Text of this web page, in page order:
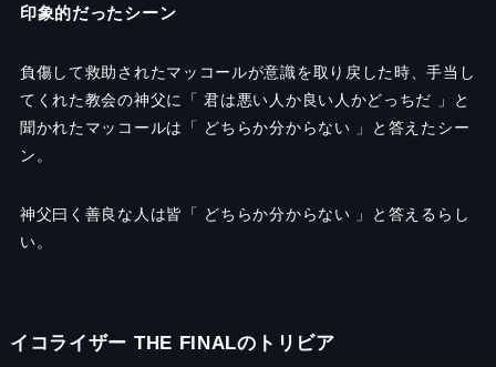
印象的だったシーン
負傷して救助されたマッコールが意識を取り戻した時、手当し
てくれた教会の神父に「 君は悪い人か良い人かどっちだ 」と
聞かれたマッコールは「 どちらか分からない 」と答えたシー
ン。
神父曰く善良な人は皆「 どちらか分からない 」と答えるらし
い。
イコライザー THE FINALのトリビア